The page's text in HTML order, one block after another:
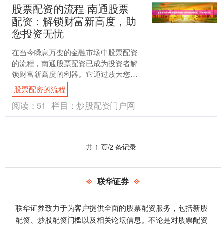
股票配资的流程 南通股票
配资：解锁财富新高度，助
您投资无忧
在当今瞬息万变的金融市场中股票配资
的流程，南通股票配资已成为投资者解
锁财富新高度的利器。它通过放大您的
投资资金，让您以更少的资本撬动更大
的收益。 1. 提供资金....
股票配资的流程
阅读： 51 栏目： 炒股配资门户网
共 1 页/2 条记录
联华证券
联华证券致力于为客户提供全面的股票配资服务，包括新股
配资、炒股配资门槛以及相关论坛信息。不论是对股票配资